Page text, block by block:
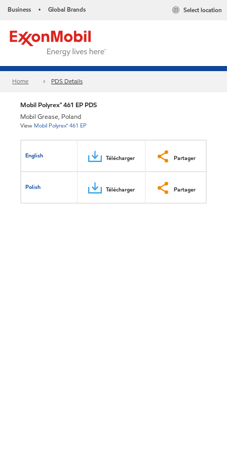
Business • Global Brands Select location
Home PDS Details
Mobil Polyrex™ 461 EP PDS
Mobil Grease, Poland
View Mobil Polyrex™ 461 EP
English Télécharger Partager
Polish Télécharger Partager